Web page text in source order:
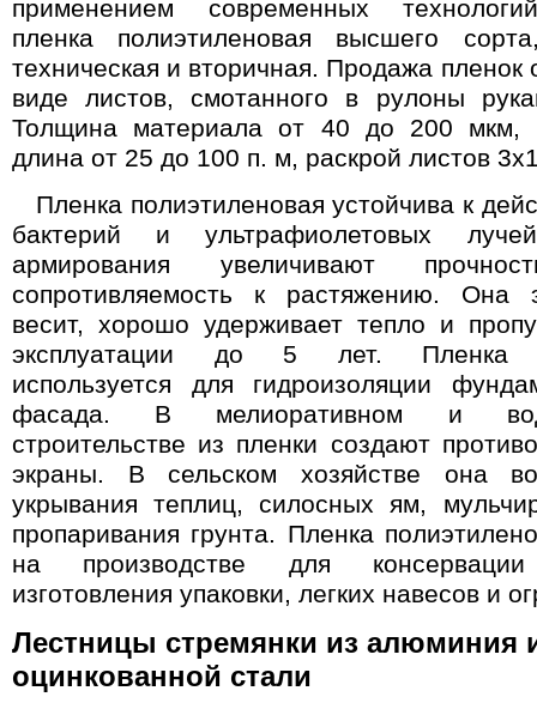
применением современных
пленка полиэтиленовая высшего
техническая и вторичная. Продажа пленок
виде листов, смотанного в рулоны
Толщина материала от 40 до 200
длина от 25 до 100 п. м, раскрой листов
Пленка полиэтиленовая устойчива к
бактерий и ультрафиолетовых
армирования увеличивают
сопротивляемость к растяжению. Она
весит, хорошо удерживает тепло и
эксплуатации до 5 лет. Пленка
используется для гидроизоляции
фасада. В мелиоративном и
строительстве из пленки создают
экраны. В сельском хозяйстве она
укрывания теплиц, силосных ям,
пропаривания грунта. Пленка
на производстве для консервации
изготовления упаковки, легких навесов и
Лестницы стремянки из алюминия
оцинкованной стали